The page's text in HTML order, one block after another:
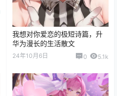
我想对你爱恋的极短诗篇，升
华为漫长的生活散文
24年10月6日 0 5.1k